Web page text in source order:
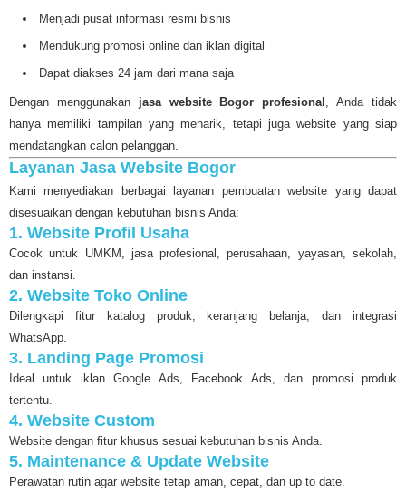
Menjadi pusat informasi resmi bisnis
Mendukung promosi online dan iklan digital
Dapat diakses 24 jam dari mana saja
Dengan menggunakan jasa website Bogor profesional , Anda tidak
hanya memiliki tampilan yang menarik, tetapi juga website yang siap
mendatangkan calon pelanggan.
Layanan Jasa Website Bogor
Kami menyediakan berbagai layanan pembuatan website yang dapat
disesuaikan dengan kebutuhan bisnis Anda:
1. Website Profil Usaha
Cocok untuk UMKM, jasa profesional, perusahaan, yayasan, sekolah,
dan instansi.
2. Website Toko Online
Dilengkapi fitur katalog produk, keranjang belanja, dan integrasi
WhatsApp.
3. Landing Page Promosi
Ideal untuk iklan Google Ads, Facebook Ads, dan promosi produk
tertentu.
4. Website Custom
Website dengan fitur khusus sesuai kebutuhan bisnis Anda.
5. Maintenance & Update Website
Perawatan rutin agar website tetap aman, cepat, dan up to date.